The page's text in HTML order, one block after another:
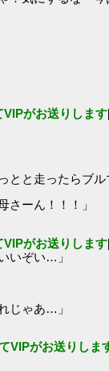
VIPがお送りします
と走ったらブル
ーん！！！」
VIPがお送りします
いぞい…」
じゃあ…」
VIPがお送りしま